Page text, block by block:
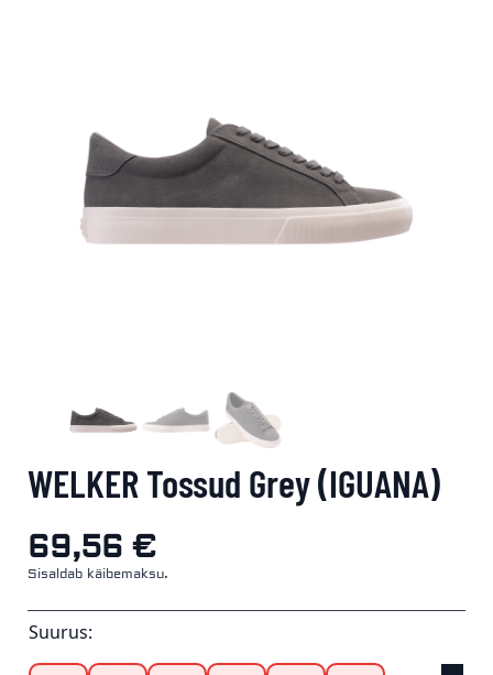
WELKER Tossud Grey (IGUANA)
69,56 €
Sisaldab käibemaksu.
Suurus: